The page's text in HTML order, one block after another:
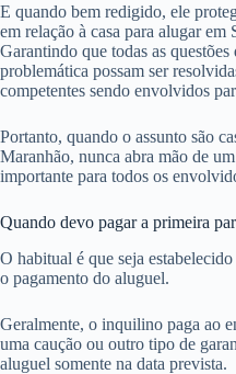
E quando bem redigido, ele
em relação à casa para alugar
Garantindo que todas as
problemática possam ser
competentes sendo envolvidos
Portanto, quando o assunto são
Maranhão, nunca abra mão de
importante para todos os
Quando devo pagar a primeira
O habitual é que seja
o pagamento do aluguel.
Geralmente, o inquilino paga ao
uma caução ou outro tipo de
aluguel somente na data prevista.